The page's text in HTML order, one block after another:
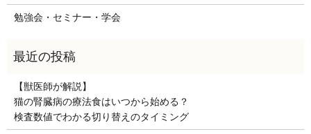
勉強会・セミナー・学会
【獣医師が解説】
猫の腎臓病の療法食はいつから始める？
検査数値でわかる切り替えのタイミング